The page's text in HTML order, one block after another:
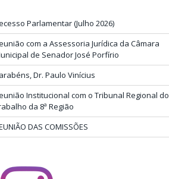
Parlamentar (Julho 2026)
com a Assessoria Jurídica da Câmara
de Senador José Porfírio
Dr. Paulo Vinícius
Institucional com o Tribunal Regional do
da 8ª Região
DAS COMISSÕES